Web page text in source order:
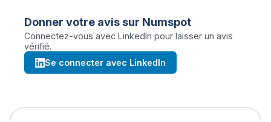
Donner votre avis sur Numspot
Connectez-vous avec LinkedIn pour laisser un avis
vérifié.
Se connecter avec LinkedIn